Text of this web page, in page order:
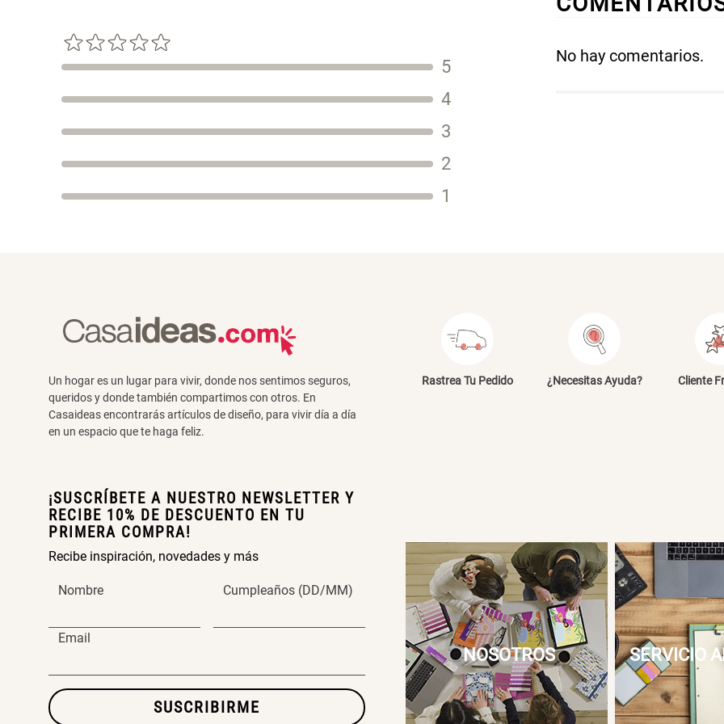
5
4
3
2
1
No hay comentarios.
Un hogar es un lugar para vivir, donde nos sentimos seguros,
queridos y donde también compartimos con otros. En
Casaideas encontrarás artículos de diseño, para vivir día a día
en un espacio que te haga feliz.
¡SUSCRÍBETE A NUESTRO NEWSLETTER Y
RECIBE 10% DE DESCUENTO EN TU
PRIMERA COMPRA!
Recibe inspiración, novedades y más
Nombre Cumpleaños (DD/MM)
Email
SUSCRIBIRME
Rastrea Tu Pedido ¿Necesitas Ayuda? Cliente
NOSOTROS SERVICIO